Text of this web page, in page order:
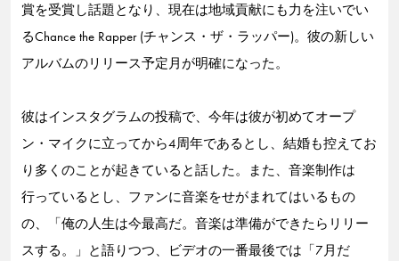
賞を受賞し話題となり、現在は地域貢献にも力を注いでい
るChance the Rapper (チャンス・ザ・ラッパー)。彼の新しい
アルバムのリリース予定月が明確になった。
彼はインスタグラムの投稿で、今年は彼が初めてオープ
ン・マイクに立ってから4周年であるとし、結婚も控えてお
り多くのことが起きていると話した。また、音楽制作は
行っているとし、ファンに音楽をせがまれてはいるもの
の、「俺の人生は今最高だ。音楽は準備ができたらリリー
スする。」と語りつつ、ビデオの一番最後では「7月だ